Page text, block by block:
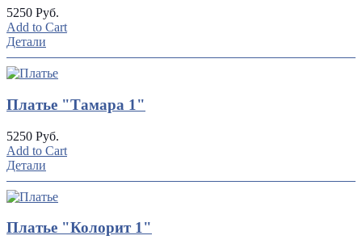
5250 Руб.
Add to Cart
Детали
Платье "Тамара 1"
5250 Руб.
Add to Cart
Детали
Платье "Колорит 1"